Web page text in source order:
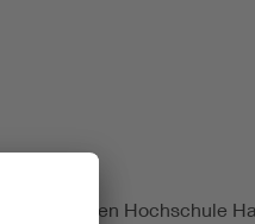
Hochschule